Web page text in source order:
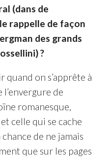
(dans de
rappelle de façon
des grands
?
quand on s’apprête à
de
romanesque,
celle qui se cache
de ne jamais
que sur les pages